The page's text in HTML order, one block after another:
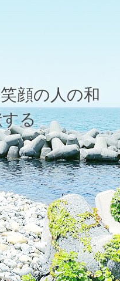
顔の人の和
る